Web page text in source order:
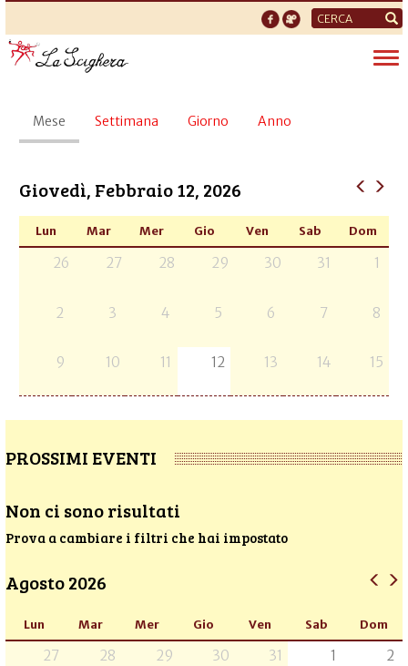
Form
di
ricerca
Schede
primarie
Mese (scheda
attiva)
Settimana Giorno Anno
Giovedì, Febbraio 12, 2026
Lun Mar Mer Gio Ven Sab Dom
26 27 28 29 30 31 1
2 3 4 5 6 7 8
9 10 11 12 13 14 15
PROSSIMI EVENTI
Non ci sono risultati
Prova a cambiare i filtri che hai impostato
Agosto 2026
Lun Mar Mer Gio Ven Sab Dom
27 28 29 30 31 1
2